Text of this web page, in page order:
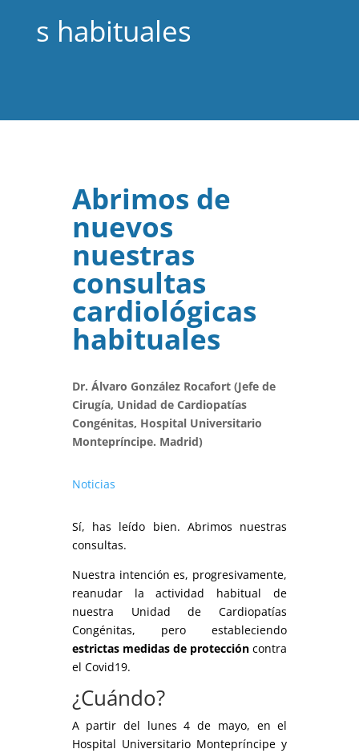
s habituales
Abrimos de
nuevos
nuestras
consultas
cardiológicas
habituales
Dr. Álvaro González Rocafort (Jefe de
Cirugía, Unidad de Cardiopatías
Congénitas, Hospital Universitario
Montepríncipe. Madrid)
Noticias
Sí, has leído bien. Abrimos nuestras
consultas.
Nuestra intención es, progresivamente,
reanudar la actividad habitual de
nuestra Unidad de Cardiopatías
Congénitas, pero estableciendo
estrictas medidas de protección contra
el Covid19.
¿Cuándo?
A partir del lunes 4 de mayo, en el
Hospital Universitario Montepríncipe y